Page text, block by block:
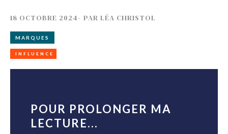
18 OCTOBRE 2024- PAR LÉA CHRISTOL
MARQUES
INFLUENCE
POUR PROLONGER MA
LECTURE...